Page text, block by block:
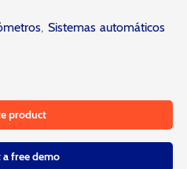
, Sistemas automáticos
product
a free demo